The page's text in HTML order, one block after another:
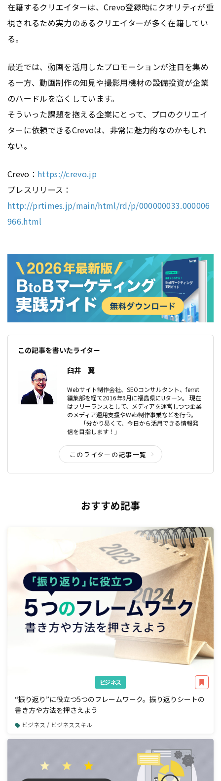
在籍するクリエイターは、Crevo登録時にクオリティが重
視されるため実力のあるクリエイターが多く在籍してい
る。
最近では、動画を活用したプロモーションが注目を集め
る一方、動画制作の知見や撮影用機材の設備投資が企業
のハードルを高くしています。
そういった課題を抱える企業にとって、プロのクリエイ
ターに依頼できるCrevoは、非常に魅力的なのかもしれ
ない。
Crevo： https://crevo.jp
プレスリリース：
http://prtimes.jp/main/html/rd/p/000000033.000006
966.html
この記事を書いたライター
臼井 翼
Webサイト制作会社、SEOコンサルタント、ferret
編集部を経て2016年9月に福島県にUターン。 現在
はフリーランスとして、メディアを運営しつつ企業
のメディア運用支援やWeb制作事業などを行う。
「分かり易くて、今日から活用できる情報発
信を目指します！」
このライターの記事一覧
おすすめ記事
ビジネス
“振り返り”に役立つ5つのフレームワーク。振り返りシートの
書き方や方法を押さえよう
ビジネス / ビジネススキル